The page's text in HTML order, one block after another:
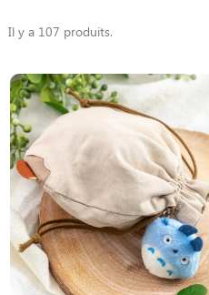
Il y a 107 produits.